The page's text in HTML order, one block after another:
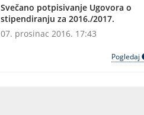
Svečano potpisivanje Ugovora o
stipendiranju za 2016./2017.
07. prosinac 2016. 17:43
Pogledaj